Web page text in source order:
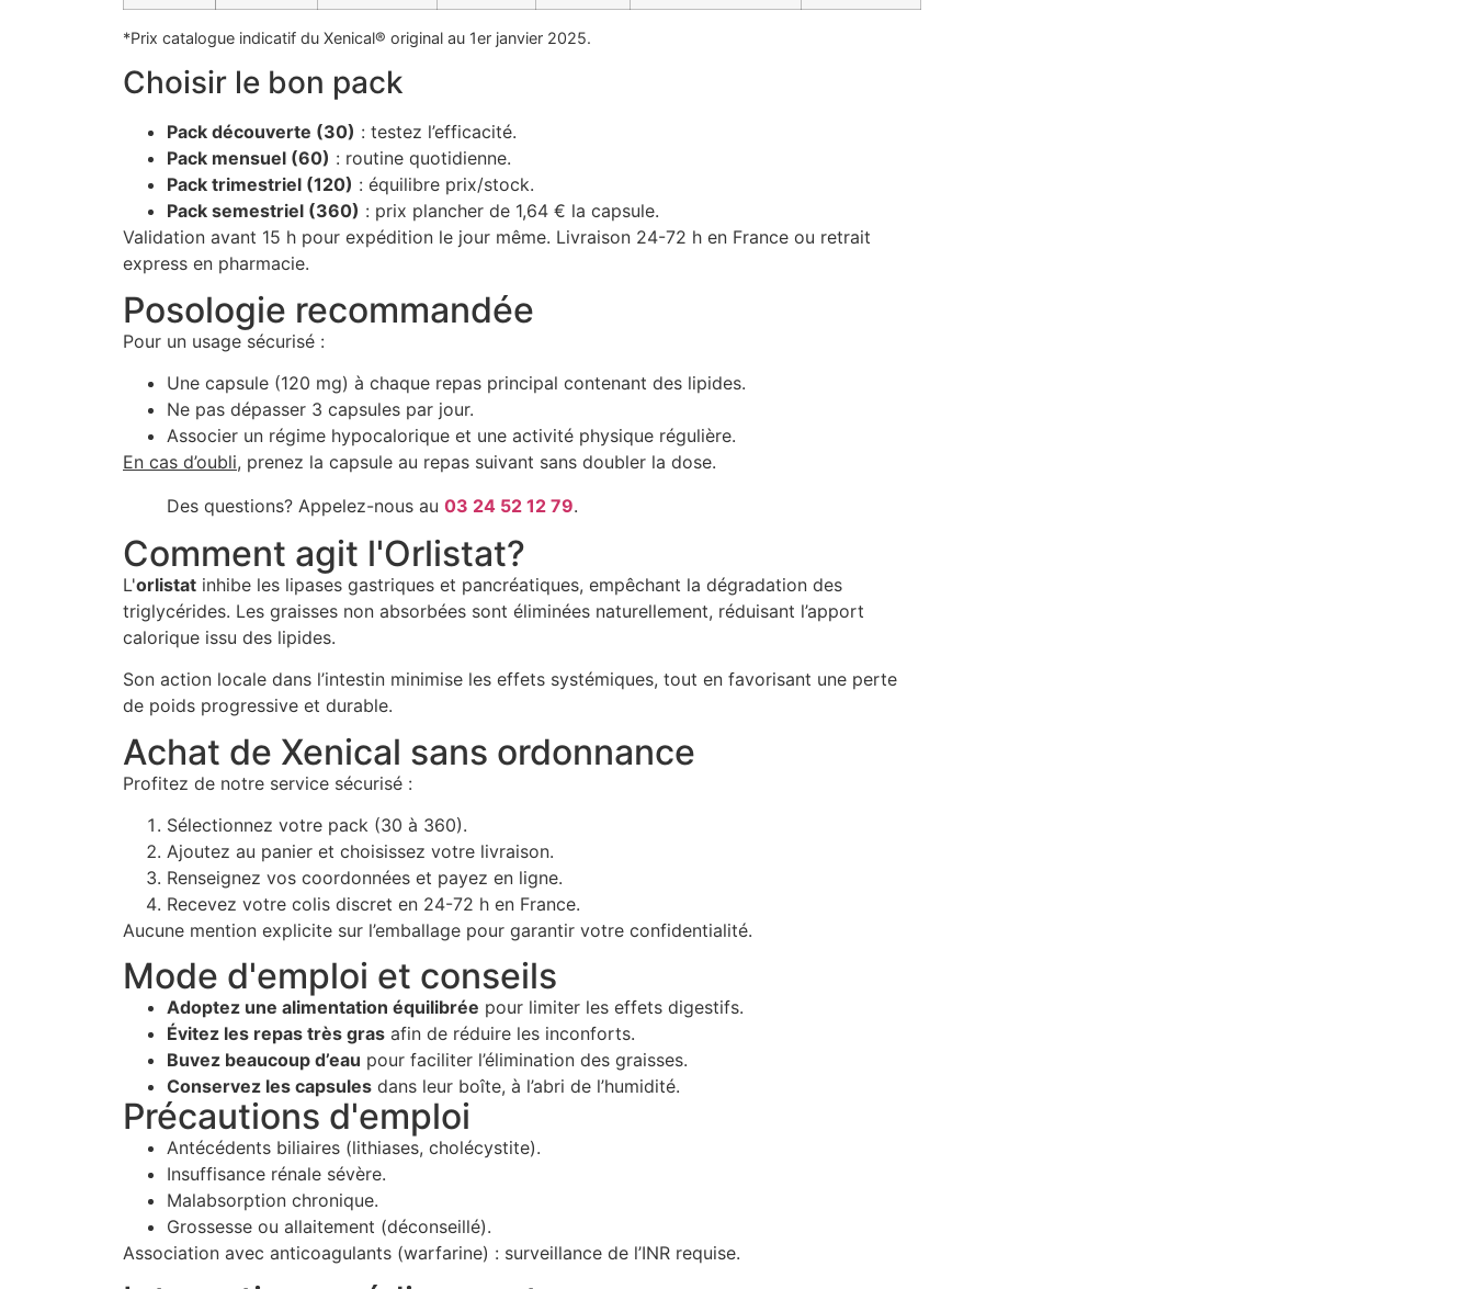
*Prix catalogue indicatif du Xenical® original au 1er janvier 2025.
Choisir le bon pack
Pack découverte (30) : testez l’efficacité.
Pack mensuel (60) : routine quotidienne.
Pack trimestriel (120) : équilibre prix/stock.
Pack semestriel (360) : prix plancher de 1,64 € la capsule.
Validation avant 15 h pour expédition le jour même. Livraison 24-72 h en France ou retrait
express en pharmacie.
Posologie recommandée
Pour un usage sécurisé :
Une capsule (120 mg) à chaque repas principal contenant des lipides.
Ne pas dépasser 3 capsules par jour.
Associer un régime hypocalorique et une activité physique régulière.
En cas d’oubli, prenez la capsule au repas suivant sans doubler la dose.
Des questions? Appelez-nous au 03 24 52 12 79.
Comment agit l'Orlistat?
L'orlistat inhibe les lipases gastriques et pancréatiques, empêchant la dégradation des
triglycérides. Les graisses non absorbées sont éliminées naturellement, réduisant l’apport
calorique issu des lipides.
Son action locale dans l’intestin minimise les effets systémiques, tout en favorisant une perte
de poids progressive et durable.
Achat de Xenical sans ordonnance
Profitez de notre service sécurisé :
Sélectionnez votre pack (30 à 360).
Ajoutez au panier et choisissez votre livraison.
Renseignez vos coordonnées et payez en ligne.
Recevez votre colis discret en 24-72 h en France.
Aucune mention explicite sur l’emballage pour garantir votre confidentialité.
Mode d'emploi et conseils
Adoptez une alimentation équilibrée pour limiter les effets digestifs.
Évitez les repas très gras afin de réduire les inconforts.
Buvez beaucoup d’eau pour faciliter l’élimination des graisses.
Conservez les capsules dans leur boîte, à l’abri de l’humidité.
Précautions d'emploi
Antécédents biliaires (lithiases, cholécystite).
Insuffisance rénale sévère.
Malabsorption chronique.
Grossesse ou allaitement (déconseillé).
Association avec anticoagulants (warfarine) : surveillance de l’INR requise.